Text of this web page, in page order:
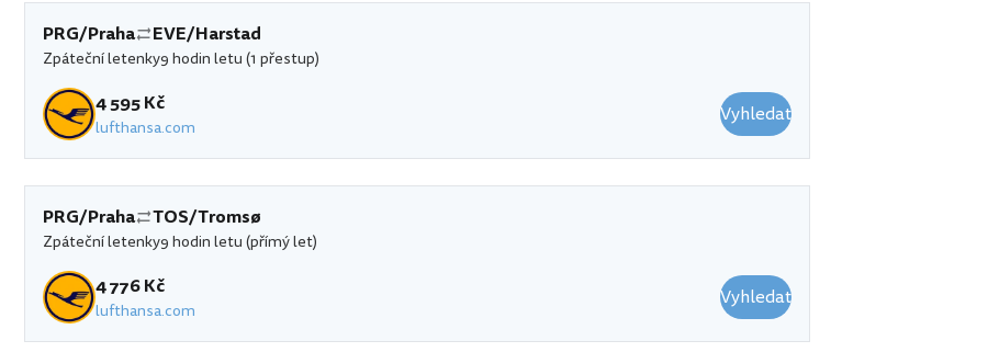
PRG/Praha EVE/Harstad
Zpáteční letenky9 hodin letu (1 přestup)
4 595 Kč
lufthansa.com Vyhledat
PRG/Praha TOS/Tromsø
Zpáteční letenky9 hodin letu (přímý let)
4 776 Kč
lufthansa.com Vyhledat